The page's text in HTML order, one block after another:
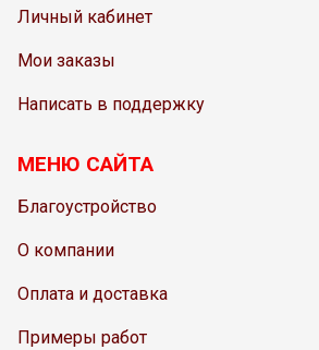
Личный кабинет
Мои заказы
Написать в поддержку
МЕНЮ САЙТА
Благоустройство
О компании
Оплата и доставка
Примеры работ